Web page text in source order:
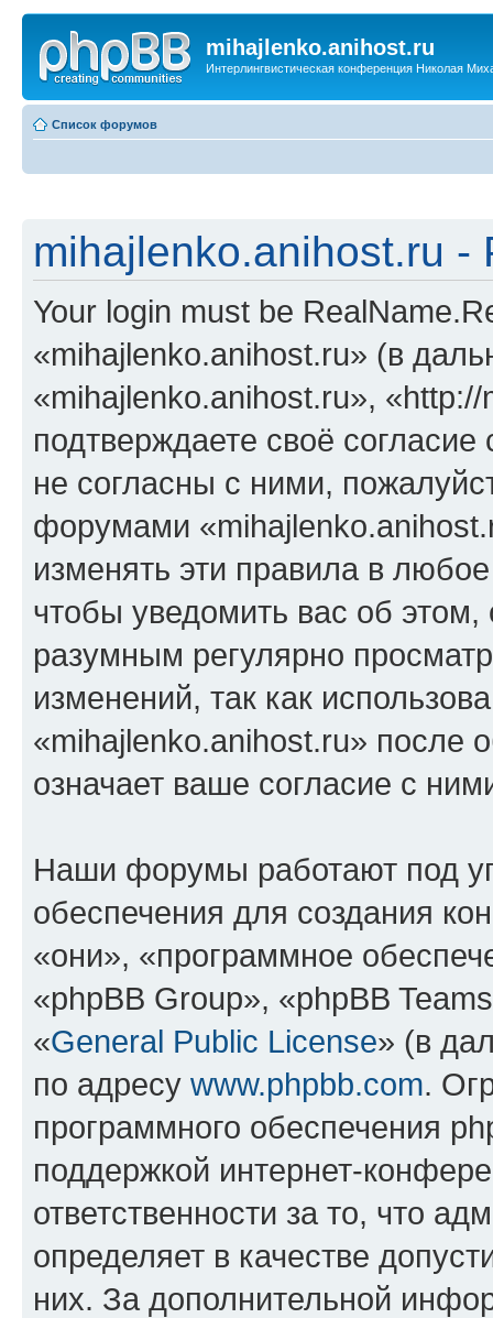
mihajlenko.anihost.ru
Интерлингвистическая конференция Николая
Список форумов
mihajlenko.anihost.ru -
Your login must be
«mihajlenko.anihost.ru» (в
«mihajlenko.anihost.ru»,
подтверждаете своё
не согласны с ними,
форумами
изменять эти правила в
чтобы уведомить вас об
разумным регулярно
изменений, так как
«mihajlenko.anihost.ru» после
означает ваше согласие с
Наши форумы работают под
обеспечения для создания
«они», «программное
«phpBB Group», «phpBB
«General Public License» (в
по адресу www.phpbb.com.
программного обеспечения
поддержкой интернет-
ответственности за то, что
определяет в качестве
них. За дополнительной